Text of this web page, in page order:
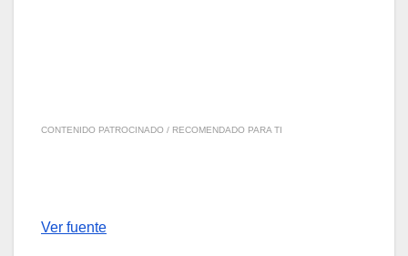
CONTENIDO PATROCINADO / RECOMENDADO PARA TI
Ver fuente